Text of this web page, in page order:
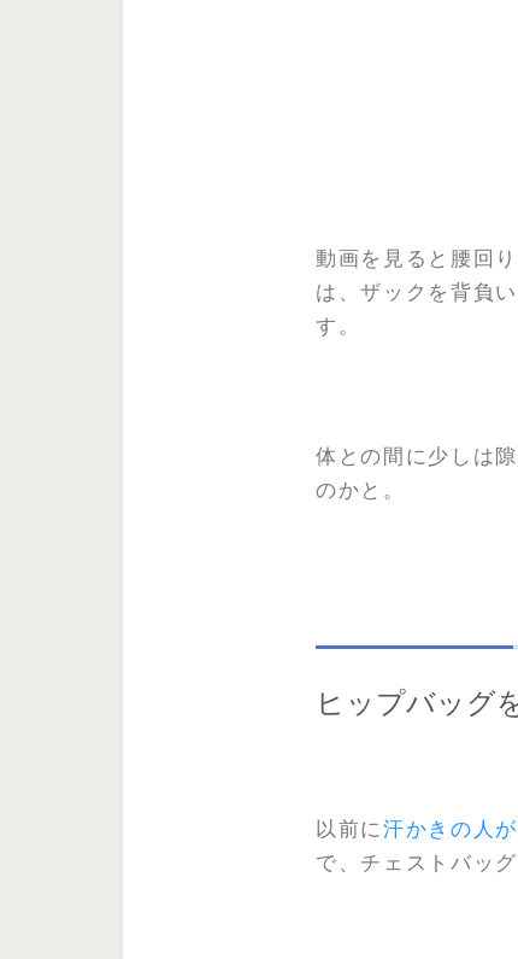
動画を見ると腰回
は、ザックを背負
す。
体との間に少しは
のかと。
ヒップバッグ
以前に汗かきの人
で、チェストバッ